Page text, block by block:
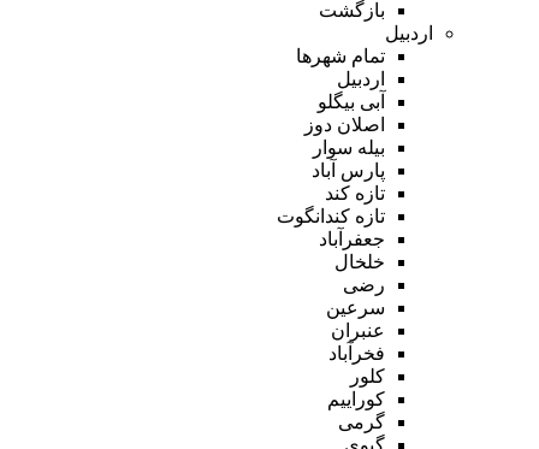
بازگشت
اردبیل
تمام شهر‌ها
اردبیل
آبی بیگلو
اصلان دوز
بیله سوار
پارس آباد
تازه کند
تازه کندانگوت
جعفرآباد
خلخال
رضی
سرعین
عنبران
فخرآباد
کلور
کوراییم
گرمی
گیوی